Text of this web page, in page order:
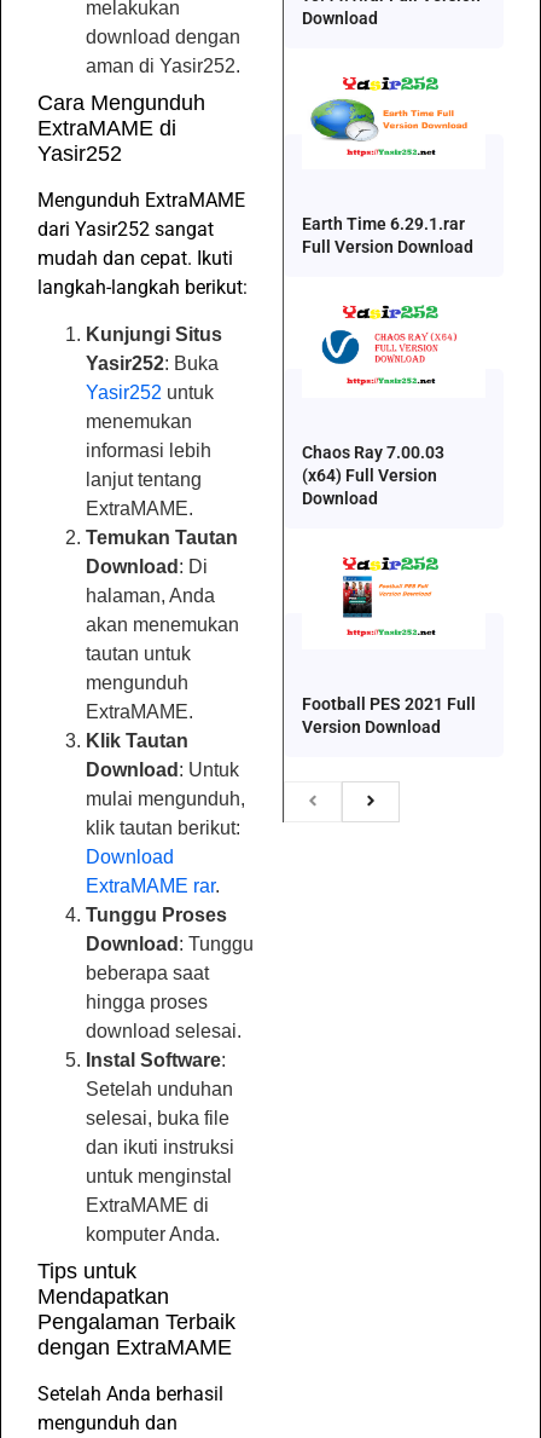
melakukan
download dengan
aman di Yasir252.
Cara Mengunduh
ExtraMAME di
Yasir252
Mengunduh ExtraMAME
dari Yasir252 sangat
mudah dan cepat. Ikuti
langkah-langkah berikut:
Kunjungi Situs
Yasir252: Buka
Yasir252 untuk
menemukan
informasi lebih
lanjut tentang
ExtraMAME.
Temukan Tautan
Download : Di
halaman, Anda
akan menemukan
tautan untuk
mengunduh
ExtraMAME.
Klik Tautan
Download : Untuk
mulai mengunduh,
klik tautan berikut:
Download
ExtraMAME rar.
Tunggu Proses
Download : Tunggu
beberapa saat
hingga proses
download selesai.
Instal Software:
Setelah unduhan
selesai, buka file
dan ikuti instruksi
untuk menginstal
ExtraMAME di
komputer Anda.
Tips untuk
Mendapatkan
Pengalaman Terbaik
dengan ExtraMAME
Setelah Anda berhasil
mengunduh dan
Download
Earth Time 6.29.1.rar
Full Version Download
Chaos Ray 7.00.03
(x64) Full Version
Download
Football PES 2021 Full
Version Download